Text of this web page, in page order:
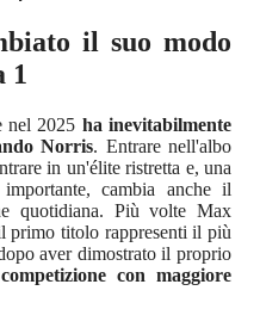
il suo modo
1
nel 2025 ha inevitabilmente
Norris. Entrare nell'albo
in un'élite ristretta e, una
cambia anche il
quotidiana. Più volte Max
primo titolo rappresenti il più
aver dimostrato il proprio
con maggiore